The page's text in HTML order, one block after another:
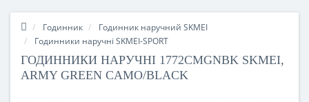
Годинник
Годинник наручний SKMEI
Годинники наручні SKMEI-SPORT
ГОДИННИКИ НАРУЧНІ 1772CMGNBK SKMEI,
ARMY GREEN CAMO/BLACK